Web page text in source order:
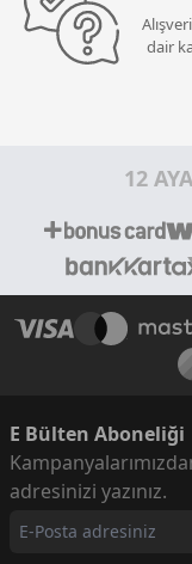
dair
12
E Bülten Aboneliği
adresinizi yazınız.